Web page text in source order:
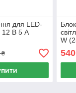
для LED-
12 В 5 А
₴
W
540